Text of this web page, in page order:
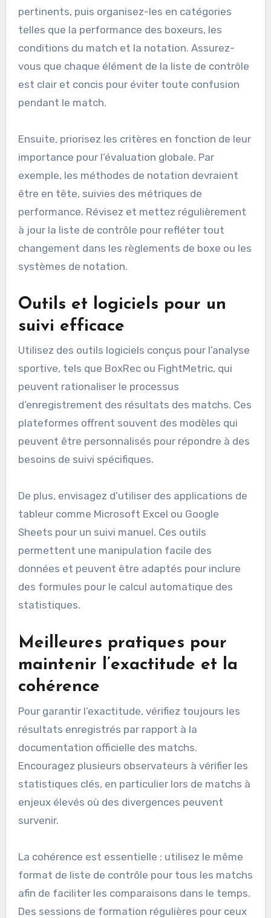
pertinents, puis organisez-les en catégories
telles que la performance des boxeurs, les
conditions du match et la notation. Assurez-
vous que chaque élément de la liste de contrôle
est clair et concis pour éviter toute confusion
pendant le match.
Ensuite, priorisez les critères en fonction de leur
importance pour l’évaluation globale. Par
exemple, les méthodes de notation devraient
être en tête, suivies des métriques de
performance. Révisez et mettez régulièrement
à jour la liste de contrôle pour refléter tout
changement dans les règlements de boxe ou les
systèmes de notation.
Outils et logiciels pour un
suivi efficace
Utilisez des outils logiciels conçus pour l’analyse
sportive, tels que BoxRec ou FightMetric, qui
peuvent rationaliser le processus
d’enregistrement des résultats des matchs. Ces
plateformes offrent souvent des modèles qui
peuvent être personnalisés pour répondre à des
besoins de suivi spécifiques.
De plus, envisagez d’utiliser des applications de
tableur comme Microsoft Excel ou Google
Sheets pour un suivi manuel. Ces outils
permettent une manipulation facile des
données et peuvent être adaptés pour inclure
des formules pour le calcul automatique des
statistiques.
Meilleures pratiques pour
maintenir l’exactitude et la
cohérence
Pour garantir l’exactitude, vérifiez toujours les
résultats enregistrés par rapport à la
documentation officielle des matchs.
Encouragez plusieurs observateurs à vérifier les
statistiques clés, en particulier lors de matchs à
enjeux élevés où des divergences peuvent
survenir.
La cohérence est essentielle ; utilisez le même
format de liste de contrôle pour tous les matchs
afin de faciliter les comparaisons dans le temps.
Des sessions de formation régulières pour ceux